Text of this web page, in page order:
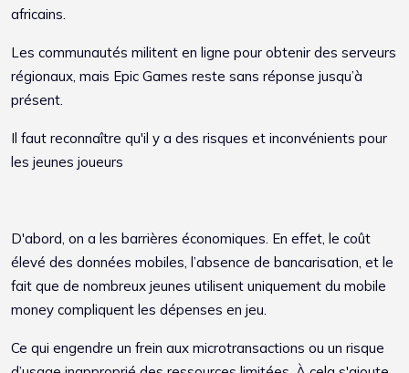
africains.
Les communautés militent en ligne pour obtenir des serveurs
régionaux, mais Epic Games reste sans réponse jusqu’à
présent.
Il faut reconnaître qu'il y a des risques et inconvénients pour
les jeunes joueurs
D'abord, on a les barrières économiques. En effet, le coût
élevé des données mobiles, l’absence de bancarisation, et le
fait que de nombreux jeunes utilisent uniquement du mobile
money compliquent les dépenses en jeu.
Ce qui engendre un frein aux microtransactions ou un risque